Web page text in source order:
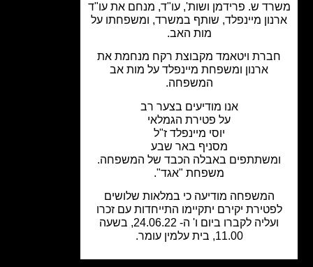
ש. פרידמן ושות', עו"ד, מנחם את עו"ד
מיינפלד, שותף במשרד, ומשפחתו על
מות האב.
ויטאמד מקבוצת רקח מנחמת את
ארנון ומשפחת מיינפלד על מות אב
המשפחה.
אנו מודיעים בצער רב
על פטירת הגמלאי
יוסי מיינפלד ז"ל
מסניף באר שבע
באבלה הכבד של המשפחה.
משפחת "אגד".
המשפחה מודיעה כי במלאות שלושים
יקירם יתקיימו התייחדות עם זכרו
ועליה לקברו ביום ו' ה- 24.06.22, בשעה